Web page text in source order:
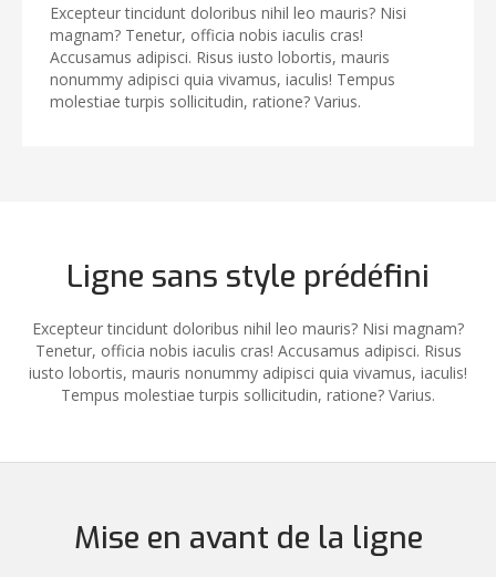
Excepteur tincidunt doloribus nihil leo mauris? Nisi
magnam? Tenetur, officia nobis iaculis cras!
Accusamus adipisci. Risus iusto lobortis, mauris
nonummy adipisci quia vivamus, iaculis! Tempus
molestiae turpis sollicitudin, ratione? Varius.
Ligne sans style prédéfini
Excepteur tincidunt doloribus nihil leo mauris? Nisi magnam?
Tenetur, officia nobis iaculis cras! Accusamus adipisci. Risus
iusto lobortis, mauris nonummy adipisci quia vivamus, iaculis!
Tempus molestiae turpis sollicitudin, ratione? Varius.
Mise en avant de la ligne